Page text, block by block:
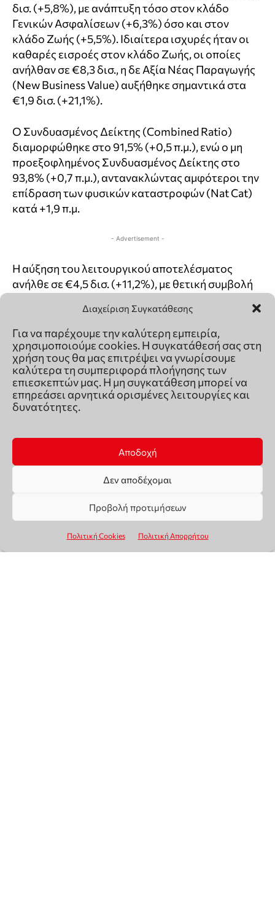
Διαχείριση Συγκατάθεσης
Για να παρέχουμε την καλύτερη εμπειρία,
χρησιμοποιούμε cookies. Η συγκατάθεσή σας στη
χρήση τους θα μας επιτρέψει να γνωρίσουμε
καλύτερα τη συμπεριφορά πλοήγησης των
επιεσκεπτών μας. Η μη συγκατάθεση μπορεί να
επηρεάσει αρνητικά ορισμένες λειτουργίες και
δυνατότητες.
Αποδοχή
Δεν αποδέχομαι
Προβολή προτιμήσεων
Πολιτική Cookies Πολιτική Απορρήτου